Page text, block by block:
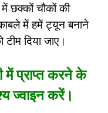
छक्कों चौकों की
में हमें ट्यून बनाने
दिया जाए।
में प्राप्त करने के
ज्वाइन करें।